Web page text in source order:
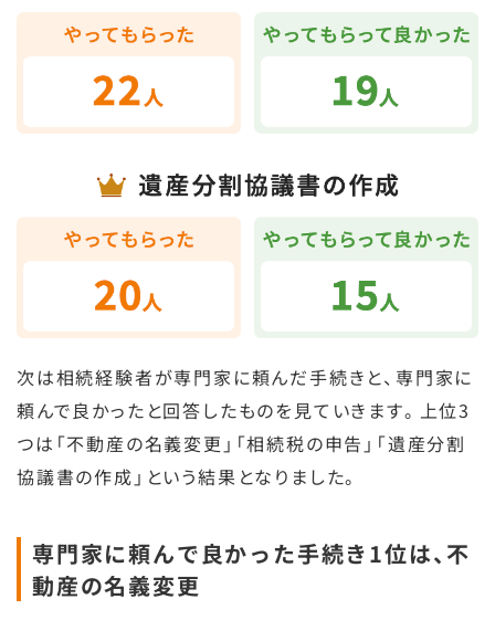
次は相続経験者が専門家に頼んだ手続きと、専門家に
頼んで良かったと回答したものを見ていきます。上位3
つは「不動産の名義変更」「相続税の申告」「遺産分割
協議書の作成」という結果となりました。
専門家に頼んで良かった手続き1位は、不
動産の名義変更